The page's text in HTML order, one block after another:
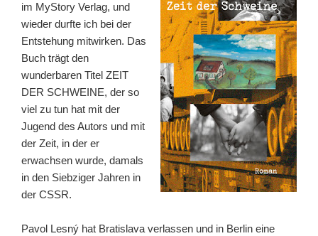
im MyStory Verlag, und
wieder durfte ich bei der
Entstehung mitwirken. Das
Buch trägt den
wunderbaren Titel ZEIT
DER SCHWEINE, der so
viel zu tun hat mit der
Jugend des Autors und mit
der Zeit, in der er
erwachsen wurde, damals
in den Siebziger Jahren in
der CSSR.
Pavol Lesný hat Bratislava verlassen und in Berlin eine